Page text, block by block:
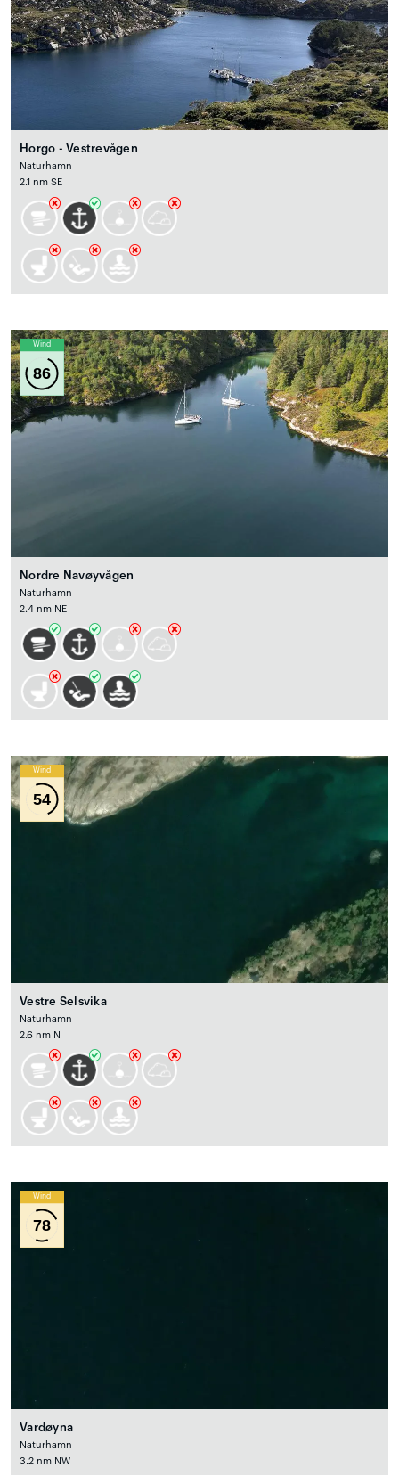
Horgo - Vestrevågen
Naturhamn
2.1 nm SE
Wind
86
Nordre Navøyvågen
Naturhamn
2.4 nm NE
Wind
54
Vestre Selsvika
Naturhamn
2.6 nm N
Wind
78
Vardøyna
Naturhamn
3.2 nm NW